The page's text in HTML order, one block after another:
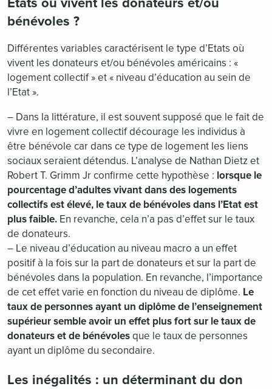
bénévoles ?
Différentes variables caractérisent le type d’Etats où
vivent les donateurs et/ou bénévoles américains : «
logement collectif » et « niveau d’éducation au sein de
l’Etat ».
– Dans la littérature, il est souvent supposé que le fait de
vivre en logement collectif décourage les individus à
être bénévole car dans ce type de logement les liens
sociaux seraient détendus. L’analyse de Nathan Dietz et
Robert T. Grimm Jr confirme cette hypothèse : lorsque le
pourcentage d’adultes vivant dans des logements
collectifs est élevé, le taux de bénévoles dans l’Etat est
plus faible. En revanche, cela n’a pas d’effet sur le taux
de donateurs.
– Le niveau d’éducation au niveau macro a un effet
positif à la fois sur la part de donateurs et sur la part de
bénévoles dans la population. En revanche, l’importance
de cet effet varie en fonction du niveau de diplôme. Le
taux de personnes ayant un diplôme de l’enseignement
supérieur semble avoir un effet plus fort sur le taux de
donateurs et de bénévolesque le taux de personnes
ayant un diplôme du secondaire.
Les inégalités : un déterminant du don